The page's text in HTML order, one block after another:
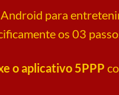
para
os 03
o aplicativo 5PPP